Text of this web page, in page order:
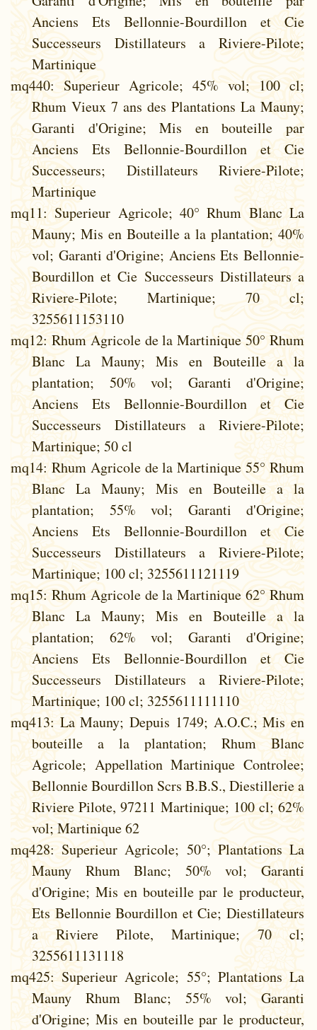
Anciens Ets Bellonnie-Bourdillon et Cie
Successeurs Distillateurs a Riviere-Pilote;
Martinique
mq440: Superieur Agricole; 45% vol; 100 cl;
Rhum Vieux 7 ans des Plantations La Mauny;
Garanti d'Origine; Mis en bouteille par
Anciens Ets Bellonnie-Bourdillon et Cie
Successeurs; Distillateurs Riviere-Pilote;
Martinique
mq11: Superieur Agricole; 40° Rhum Blanc La
Mauny; Mis en Bouteille a la plantation; 40%
vol; Garanti d'Origine; Anciens Ets Bellonnie-
Bourdillon et Cie Successeurs Distillateurs a
Riviere-Pilote; Martinique; 70 cl;
3255611153110
mq12: Rhum Agricole de la Martinique 50° Rhum
Blanc La Mauny; Mis en Bouteille a la
plantation; 50% vol; Garanti d'Origine;
Anciens Ets Bellonnie-Bourdillon et Cie
Successeurs Distillateurs a Riviere-Pilote;
Martinique; 50 cl
mq14: Rhum Agricole de la Martinique 55° Rhum
Blanc La Mauny; Mis en Bouteille a la
plantation; 55% vol; Garanti d'Origine;
Anciens Ets Bellonnie-Bourdillon et Cie
Successeurs Distillateurs a Riviere-Pilote;
Martinique; 100 cl; 3255611121119
mq15: Rhum Agricole de la Martinique 62° Rhum
Blanc La Mauny; Mis en Bouteille a la
plantation; 62% vol; Garanti d'Origine;
Anciens Ets Bellonnie-Bourdillon et Cie
Successeurs Distillateurs a Riviere-Pilote;
Martinique; 100 cl; 3255611111110
mq413: La Mauny; Depuis 1749; A.O.C.; Mis en
bouteille a la plantation; Rhum Blanc
Agricole; Appellation Martinique Controlee;
Bellonnie Bourdillon Scrs B.B.S., Diestillerie a
Riviere Pilote, 97211 Martinique; 100 cl; 62%
vol; Martinique 62
mq428: Superieur Agricole; 50°; Plantations La
Mauny Rhum Blanc; 50% vol; Garanti
d'Origine; Mis en bouteille par le producteur,
Ets Bellonnie Bourdillon et Cie; Diestillateurs
a Riviere Pilote, Martinique; 70 cl;
3255611131118
mq425: Superieur Agricole; 55°; Plantations La
Mauny Rhum Blanc; 55% vol; Garanti
d'Origine; Mis en bouteille par le producteur,